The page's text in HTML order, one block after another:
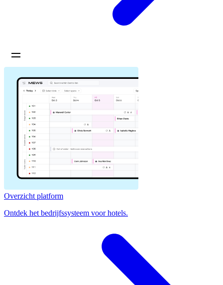
Overzicht platform
Ontdek het bedrijfssysteem voor hotels.